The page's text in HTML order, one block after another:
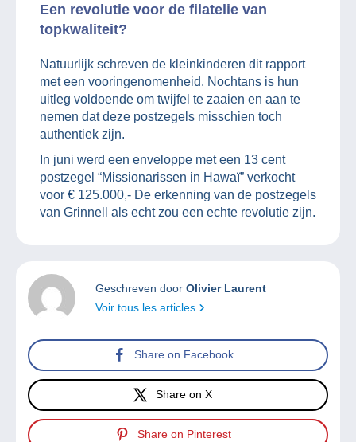
Een revolutie voor de filatelie van
topkwaliteit?
Natuurlijk schreven de kleinkinderen dit rapport
met een vooringenomenheid. Nochtans is hun
uitleg voldoende om twijfel te zaaien en aan te
nemen dat deze postzegels misschien toch
authentiek zijn.
In juni werd een enveloppe met een 13 cent
postzegel “Missionarissen in Hawaï” verkocht
voor € 125.000,- De erkenning van de postzegels
van Grinnell als echt zou een echte revolutie zijn.
Geschreven door Olivier Laurent
Voir tous les articles
Share on Facebook
Share on X
Share on Pinterest